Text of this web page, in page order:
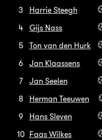
3
Harrie Steegh
4
Gijs Nass
5
Ton van den Hurk
6
Jan Klaassens
7
Jan Seelen
8
Herman Teeuwen
9
Hans Sleven
10 Faas Wilkes